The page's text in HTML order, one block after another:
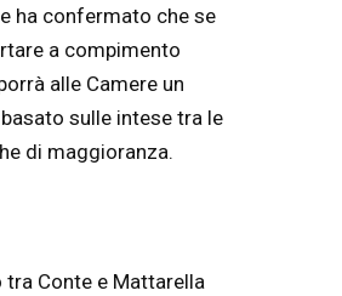
ha confermato che se
a compimento
alle Camere un
sulle intese tra le
di maggioranza.
tra Conte e Mattarella